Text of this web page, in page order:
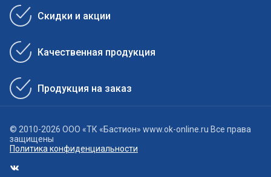
Скидки и акции
Качественная продукция
Продукция на заказ
© 2010-2026 ООО «ТК «Бастион» www.ok-online.ru Все права
защищены
Политика конфиденциальности